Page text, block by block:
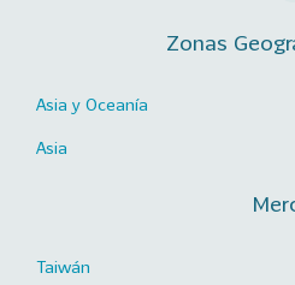
Zonas
Asia y Oceanía
Asia
Taiwán